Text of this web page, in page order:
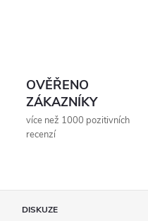
OVĚŘENO
ZÁKAZNÍKY
více než 1000 pozitivních
recenzí
DISKUZE